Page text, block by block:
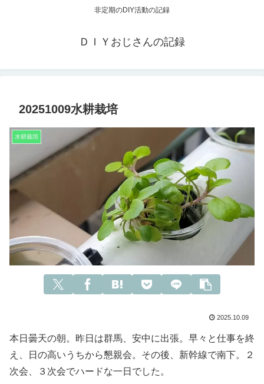
非定期のDIY活動の記録
ＤＩＹおじさんの記録
20251009水耕栽培
水耕栽培
2025.10.09
本日曇天の朝。昨日は群馬、安中に出張。早々と仕事を終
え、日の高いうちから懇親会。その後、新幹線で南下。２
次会、３次会でハードな一日でした。